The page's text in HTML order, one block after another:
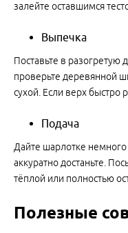
залейте оставшимся
Выпечка
Поставьте в разогретую
проверьте деревянной
сухой. Если верх быстро
Подача
Дайте шарлотке
аккуратно достаньте.
тёплой или полностью
Полезные